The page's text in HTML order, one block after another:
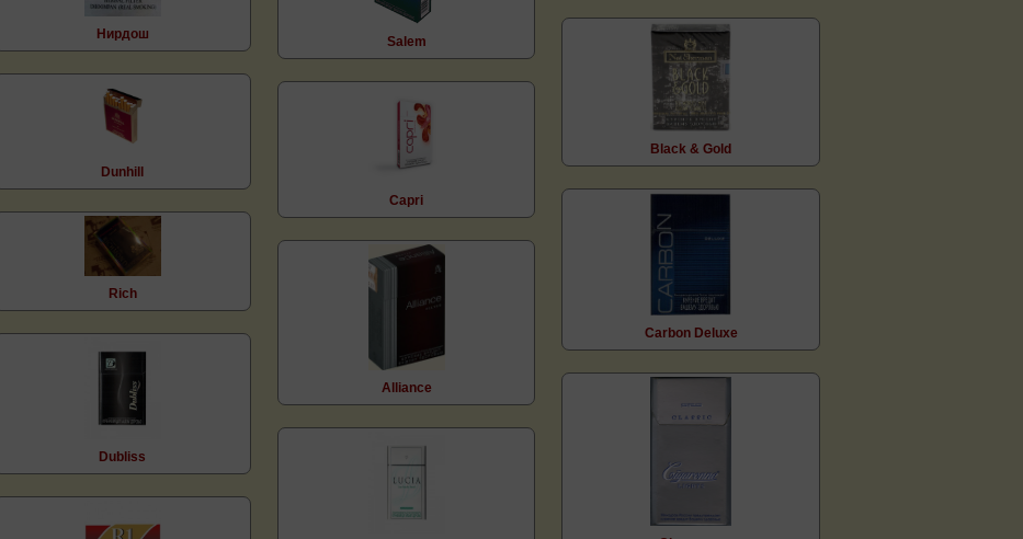
Нирдош
Dunhill
Rich
Dubliss
Salem
Capri
Alliance
Black & Gold
Carbon Deluxe